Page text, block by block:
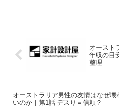
オースト
年収の目
整理
オーストラリア男性の友情はなぜ壊
いのか｜第1話 デスり＝信頼？